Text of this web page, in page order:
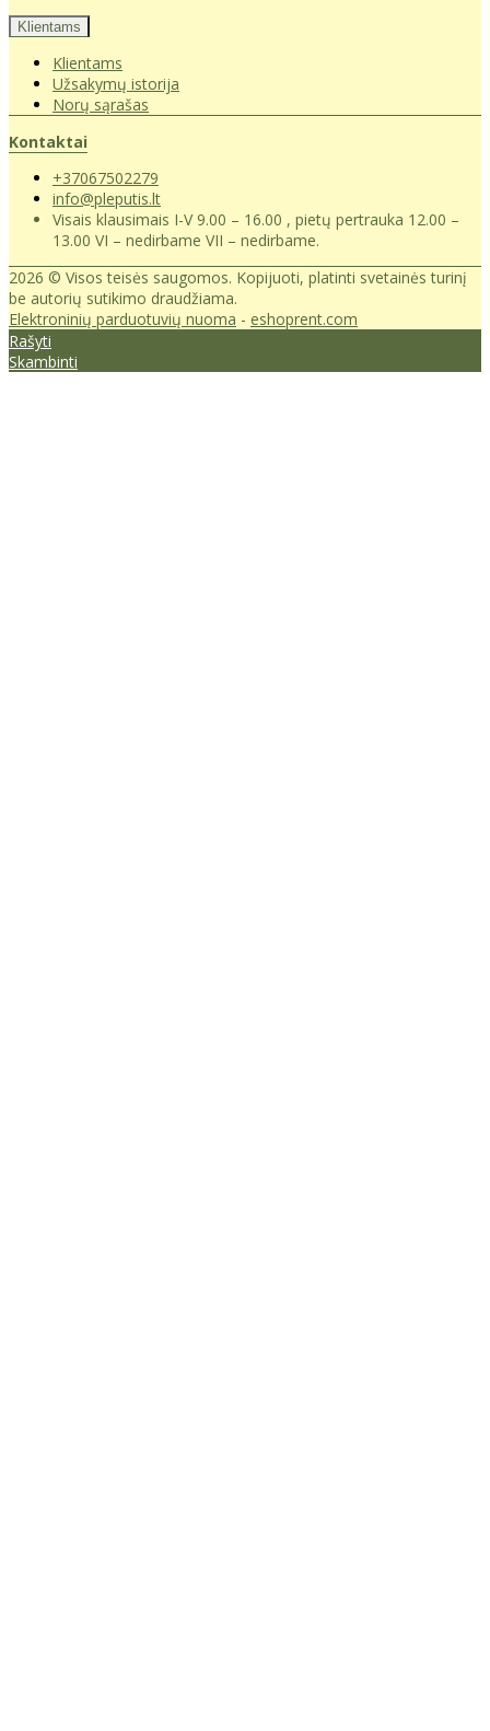
Klientams
Klientams
Užsakymų istorija
Norų sąrašas
Kontaktai
+37067502279
info@pleputis.lt
Visais klausimais I-V 9.00 – 16.00 , pietų pertrauka 12.00 –
13.00 VI – nedirbame VII – nedirbame.
2026 © Visos teisės saugomos. Kopijuoti, platinti svetainės turinį
be autorių sutikimo draudžiama.
Elektroninių parduotuvių nuoma - eshoprent.com
Rašyti
Skambinti